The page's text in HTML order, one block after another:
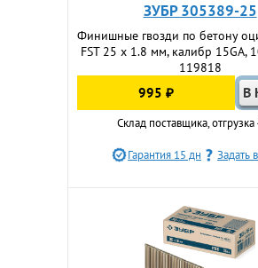
ЗУБР 305389-25
Финишные гвозди по бетону
FST 25 х 1.8 мм, калибр 15GA,
119818
995 ₽
Склад поставщика, отгрузка
Гарантия 15 дн Задать